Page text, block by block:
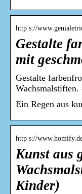
http s://
Gestalte
mit
Gestalte
Ein Regen aus
http s://
Kunst aus
Kinder)